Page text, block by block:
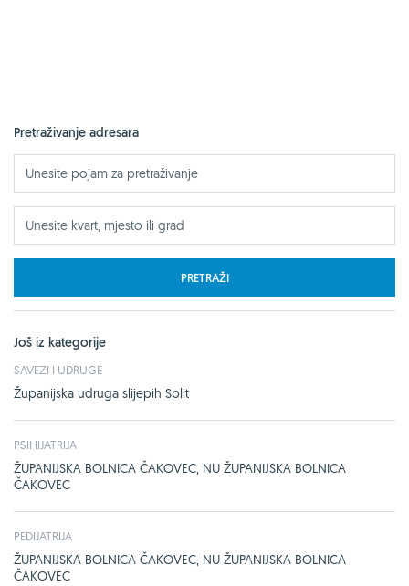
Pretraživanje adresara
PRETRAŽI
Još iz kategorije
SAVEZI I UDRUGE
Županijska udruga slijepih Split
PSIHIJATRIJA
ŽUPANIJSKA BOLNICA ČAKOVEC, NU ŽUPANIJSKA BOLNICA
ČAKOVEC
PEDIJATRIJA
ŽUPANIJSKA BOLNICA ČAKOVEC, NU ŽUPANIJSKA BOLNICA
ČAKOVEC